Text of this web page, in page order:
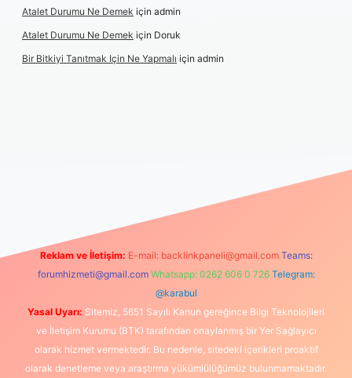
Atalet Durumu Ne Demek için admin
Atalet Durumu Ne Demek için Doruk
Bir Bitkiyi Tanıtmak Için Ne Yapmalı için admin
Reklam ve İletişim: E-mail: backlinkpaneli@gmail.com Teams:
forumhizmeti@gmail.com Whatsapp: 0262 606 0 726 Telegram:
@karabul
Yasal Uyarı: Sitemiz, 5651 Sayılı Kanun gereğince Bilgi Teknolojileri
ve İletişim Kurumu (BTK) tarafından onaylanmış bir Yer Sağlayıcı
olarak hizmet vermektedir. Bu nedenle, sitedeki içerikleri proaktif
olarak denetleme veya araştırma yükümlülüğümüz bulunmamaktadır.